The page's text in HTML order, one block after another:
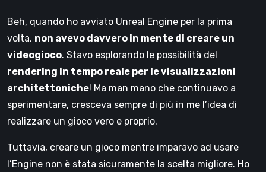
Beh, quando ho avviato Unreal Engine per la prima
volta, non avevo davvero in mente di creare un
videogioco. Stavo esplorando le possibilità del
rendering in tempo reale per le visualizzazioni
architettoniche! Ma man mano che continuavo a
sperimentare, cresceva sempre di più in me l’idea di
realizzare un gioco vero e proprio.
Tuttavia, creare un gioco mentre imparavo ad usare
l’Engine non è stata sicuramente la scelta migliore. Ho